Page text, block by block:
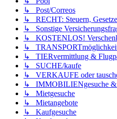
↳ Post/Correos
↳ RECHT: Steuern,
↳ Sonstige
↳ KOSTENLOS!
↳
↳ TIERvermittlung &
↳ SUCHE/kaufe
↳ VERKAUFE oder
↳ IMMOBILIENgesuche &
↳ Mietgesuche
↳ Mietangebote
↳ Kaufgesuche